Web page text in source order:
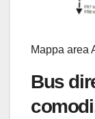
Mappa area
Bus